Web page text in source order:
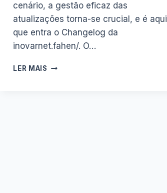
cenário, a gestão eficaz das
atualizações torna-se crucial, e é aqui
que entra o Changelog da
inovarnet.fahen/. O…
LER MAIS DESVENDANDO